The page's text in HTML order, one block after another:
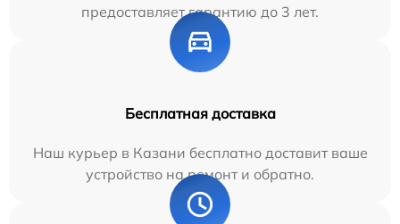
предоставляет гарантию до 3 лет.
Бесплатная доставка
Наш курьер в Казани бесплатно доставит ваше
устройство на ремонт и обратно.